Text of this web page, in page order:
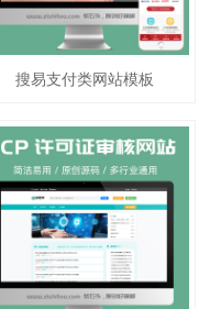
搜易支付类网站模板